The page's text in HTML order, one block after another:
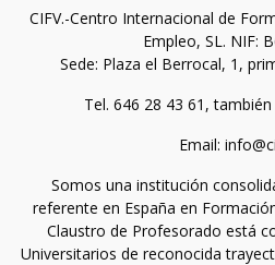
CIFV.-Centro Internacional de
Empleo, SL. NIF:
Sede: Plaza el Berrocal, 1,
Tel. 646 28 43 61,
Email:
Somos una institución
referente en España en
Claustro de Profesorado está
Universitarios de reconocida